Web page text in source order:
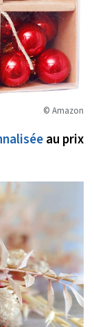
© Amazon
au prix